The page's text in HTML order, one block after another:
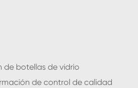
de botellas de vidrio
de control de calidad